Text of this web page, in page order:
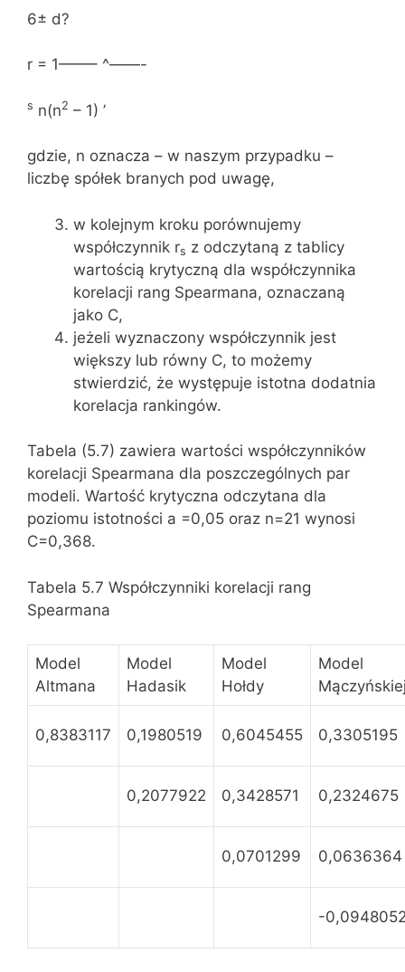
6± d?
r = 1——– ^——-
s n(n2 – 1) ’
gdzie, n oznacza – w naszym przypadku –
liczbę spółek branych pod uwagę,
w kolejnym kroku porównujemy
współczynnik rs z odczytaną z tablicy
wartością krytyczną dla współczynnika
korelacji rang Spearmana, oznaczaną
jako C,
jeżeli wyznaczony współczynnik jest
większy lub równy C, to możemy
stwierdzić, że występuje istotna dodatnia
korelacja rankingów.
Tabela (5.7) zawiera wartości współczynników
korelacji Spearmana dla poszczególnych par
modeli. Wartość krytyczna odczytana dla
poziomu istotności a =0,05 oraz n=21 wynosi
C=0,368.
Tabela 5.7 Współczynniki korelacji rang
Spearmana
Model
Altmana
Model
Hadasik
Model
Hołdy
Model
0,8383117 0,1980519 0,6045455 0,3305195
0,2077922 0,3428571 0,2324675
0,0701299 0,0636364
-